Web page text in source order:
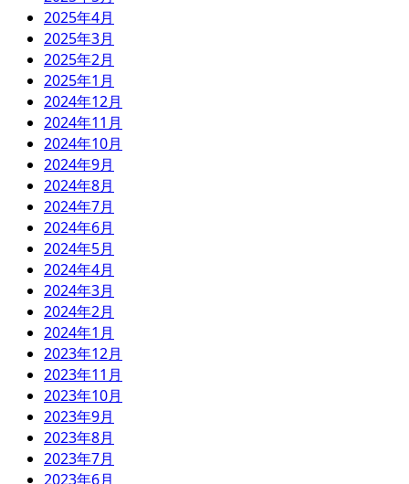
2025年4月
2025年3月
2025年2月
2025年1月
2024年12月
2024年11月
2024年10月
2024年9月
2024年8月
2024年7月
2024年6月
2024年5月
2024年4月
2024年3月
2024年2月
2024年1月
2023年12月
2023年11月
2023年10月
2023年9月
2023年8月
2023年7月
2023年6月